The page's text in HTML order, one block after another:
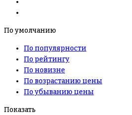
По умолчанию
По популярности
По рейтингу
По новизне
По возрастанию цены
По убыванию цены
Показать